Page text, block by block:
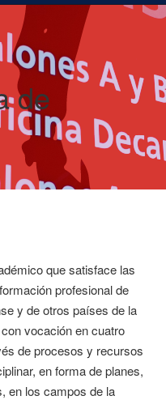
de
que satisface las
profesional de
y de otros países de la
vocación en cuatro
de procesos y recursos
en forma de planes,
en los campos de la